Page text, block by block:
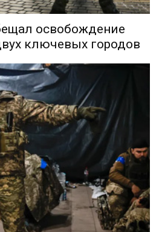
освобождение
ключевых городов